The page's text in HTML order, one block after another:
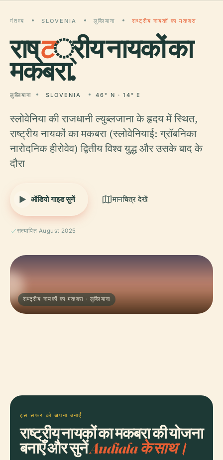
गंतव्य SLOVENIA लुब्लियाना राष्ट्रीय नायकों का मकबरा
राष्ट्रीय नायकों का
मकबरा.
लुब्लियाना SLOVENIA 46° N · 14° E
स्लोवेनिया की राजधानी ल्युब्लजाना के हृदय में स्थित,
राष्ट्रीय नायकों का मकबरा (स्लोवेनियाई: ग्रॉबनिका
नारोदनिक हीरोवेव) द्वितीय विश्व युद्ध और उसके बाद के
दौरा
ऑडियो गाइड सुनें मानचित्र देखें
सत्यापित August 2025
राष्ट्रीय नायकों का मकबरा · लुब्लियाना
इस सफर को अपना बनाएँ
राष्ट्रीय नायकों का मकबरा की योजना
बनाएँ और सुनेंAudiala के साथ।